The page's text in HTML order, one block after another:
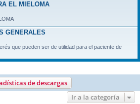
EL MIELOMA
GENERALES
que pueden ser de utilidad para el paciente de
de descargas
Ir a la categoría